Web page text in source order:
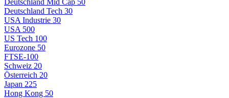
Deutschland Mid Cap 50
Deutschland Tech 30
USA Industrie 30
USA 500
US Tech 100
Eurozone 50
FTSE-100
Schweiz 20
Österreich 20
Japan 225
Hong Kong 50